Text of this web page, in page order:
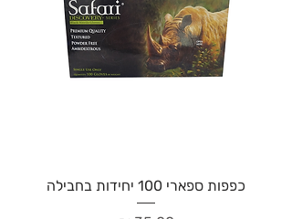
כפפות ספארי 100 יחידות בחבילה